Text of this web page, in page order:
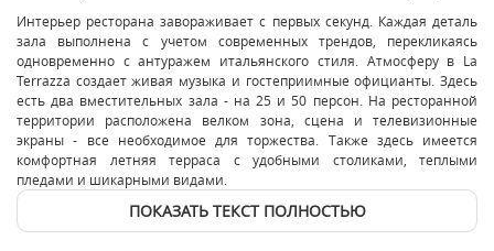
Интерьер ресторана завораживает с первых секунд. Каждая деталь
зала выполнена с учетом современных трендов, перекликаясь
одновременно с антуражем итальянского стиля. Атмосферу в La
Terrazza создает живая музыка и гостеприимные официанты. Здесь
есть два вместительных зала - на 25 и 50 персон. На ресторанной
территории расположена велком зона, сцена и телевизионные
экраны - все необходимое для торжества. Также здесь имеется
комфортная летняя терраса с удобными столиками, теплыми
пледами и шикарными видами.
ПОКАЗАТЬ ТЕКСТ ПОЛНОСТЬЮ